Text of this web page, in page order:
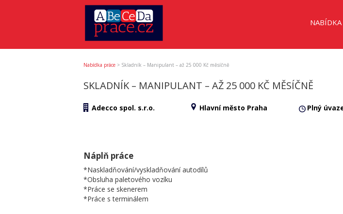
NABÍDKA
Nabídka práce > Skladník – Manipulant – až 25 000 Kč měsíčně
SKLADNÍK – MANIPULANT – AŽ 25 000 KČ MĚSÍČNĚ
Adecco spol. s.r.o. Hlavní město Praha Plný
Náplň práce
*Naskladňování/vyskladňování autodílů
*Obsluha paletového vozíku
*Práce se skenerem
*Práce s terminálem